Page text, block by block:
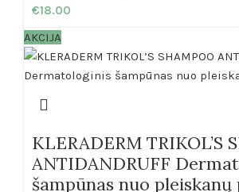
€18.00
AKCIJA
KLERADERM TRIKOL’S
ANTIDANDRUFF
šampūnas nuo pleiskanų